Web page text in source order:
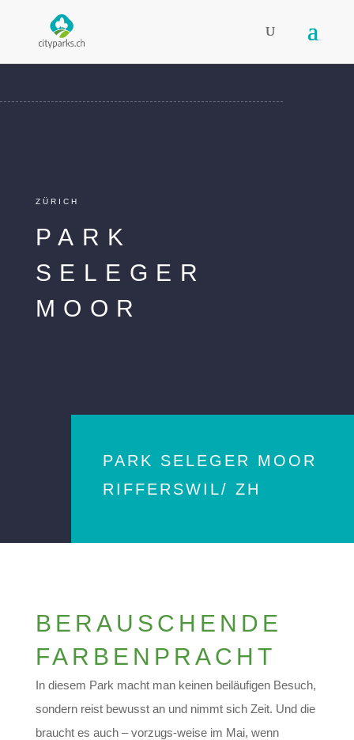
ZÜRICH
PARK
SELEGER
MOOR
PARK SELEGER MOOR
RIFFERSWIL/ ZH
BERAUSCHENDE
FARBENPRACHT
In diesem Park macht man keinen beiläufigen Besuch,
sondern reist bewusst an und nimmt sich Zeit. Und die
braucht es auch – vorzugs-weise im Mai, wenn